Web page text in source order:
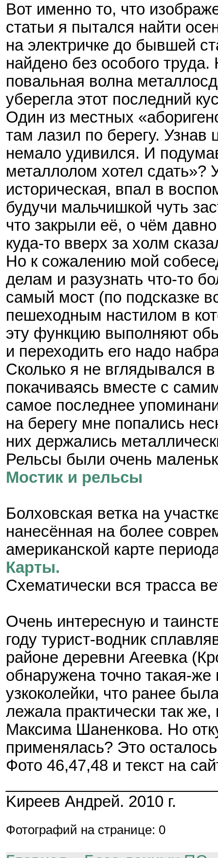
Вот именно то, что
статьи я пытался найти
на электричке до бывшей
найдено без особого
повальная волна
уберегла этот последний
Один из местных
там лазил по берегу. Узнав
немало удивился. И
металлолом хотел сдать»?
историческая, впал в
будучи мальчишкой чуть
что закрыли её, о чём
куда-то вверх за холм
Но к сожалению мой
делам и разузнать что-то
самый мост (по подсказке
пешеходным настилом в
эту функцию выполняют
и переходить его надо
Сколько я не вглядывался
покачиваясь вместе с
самое последнее
на берегу мне попались
них держались
Рельсы были очень
Мостик и рельсы
Болховская ветка на
нанесённая на более
американской карте
Карты.
Схематически вся трасса
Очень интересную и
году турист-водник
районе деревни Агеевка
обнаружена точно такая-же
узкоколейки, что ранее
лежала практически так
Максима Шаненкова. Но
применялась? Это осталось
Фото 46,47,48 и текст на
Kиpeeв Aндpeй. 2010 г.
Фотографий на странице: 0